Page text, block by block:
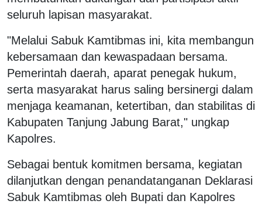
seluruh lapisan masyarakat.
"Melalui Sabuk Kamtibmas ini, kita membangun
kebersamaan dan kewaspadaan bersama.
Pemerintah daerah, aparat penegak hukum,
serta masyarakat harus saling bersinergi dalam
menjaga keamanan, ketertiban, dan stabilitas di
Kabupaten Tanjung Jabung Barat," ungkap
Kapolres.
Sebagai bentuk komitmen bersama, kegiatan
dilanjutkan dengan penandatanganan Deklarasi
Sabuk Kamtibmas oleh Bupati dan Kapolres